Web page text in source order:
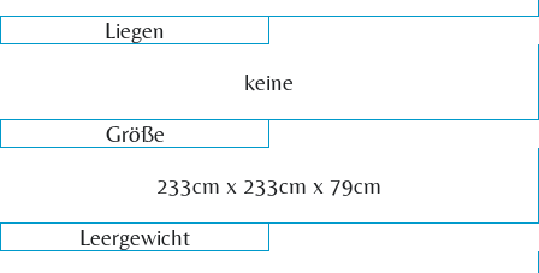
Liegen
keine
Größe
233cm x 233cm x 79cm
Leergewicht